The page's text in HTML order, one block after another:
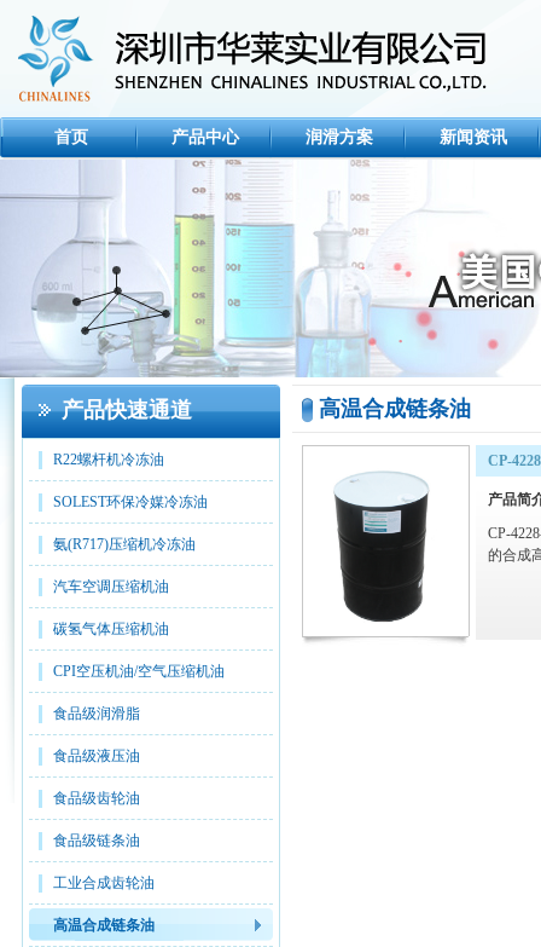
首页 产品中心 润滑方案 新闻资讯
产品快速通道
R22螺杆机冷冻油
SOLEST环保冷媒冷冻油
氨(R717)压缩机冷冻油
汽车空调压缩机油
碳氢气体压缩机油
CPI空压机油/空气压缩机油
食品级润滑脂
食品级液压油
食品级齿轮油
食品级链条油
工业合成齿轮油
高温合成链条油
高温合成链条油
CP-
产品简
CP-
的合成